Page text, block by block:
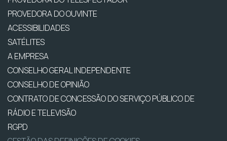
PROVEDORA DO OUVINTE
ACESSIBILIDADES
SATÉLITES
A EMPRESA
CONSELHO GERAL INDEPENDENTE
CONSELHO DE OPINIÃO
CONTRATO DE CONCESSÃO DO SERVIÇO PÚBLICO DE
RÁDIO E TELEVISÃO
RGPD